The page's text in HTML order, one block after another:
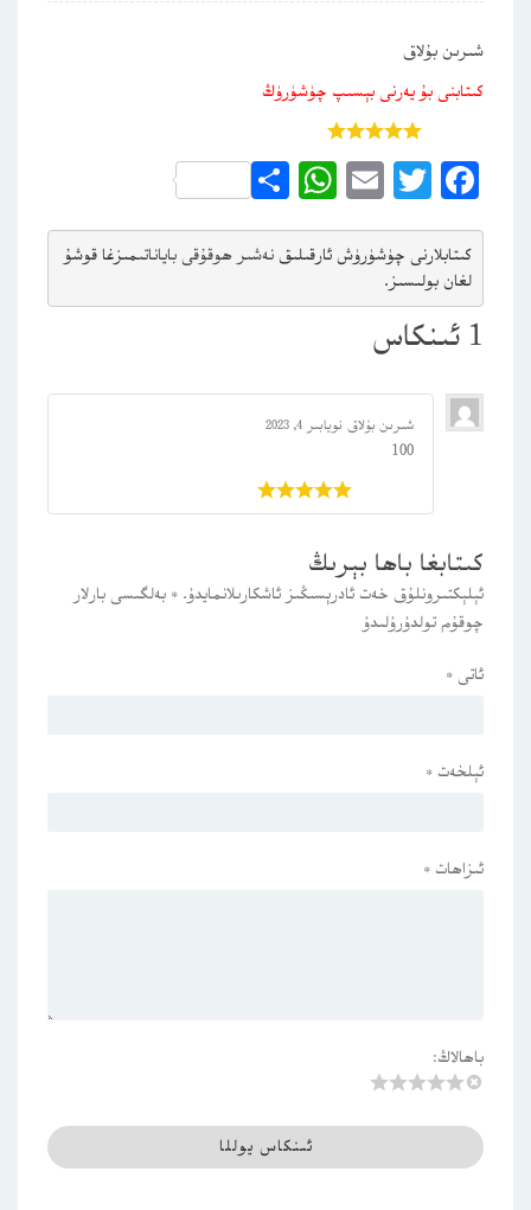
شىرىن بۇلاق
كىتابنى بۇ يەرنى بېسىپ چۈشۈرۈڭ
Facebook
Twitter
Email
WhatsApp
Share
كىتابلارنى چۈشۈرۈش ئارقىلىق نەشىر ھوقۇقى باياناتىمىزغا قوشۇ
لغان بولىسىز.
1 ئىنكاس
شىرىن بۇلاق نويابىر 4, 2023
100
كىتابغا باھا بېرىڭ
ئېلېكتىرونلۇق خەت ئادرېسىڭىز ئاشكارىلانمايدۇ. * بەلگىسى بارلار
چوقۇم تولدۇرۇلىدۇ
ئاتى *
ئېلخەت *
ئىزاھات *
باھالاڭ: